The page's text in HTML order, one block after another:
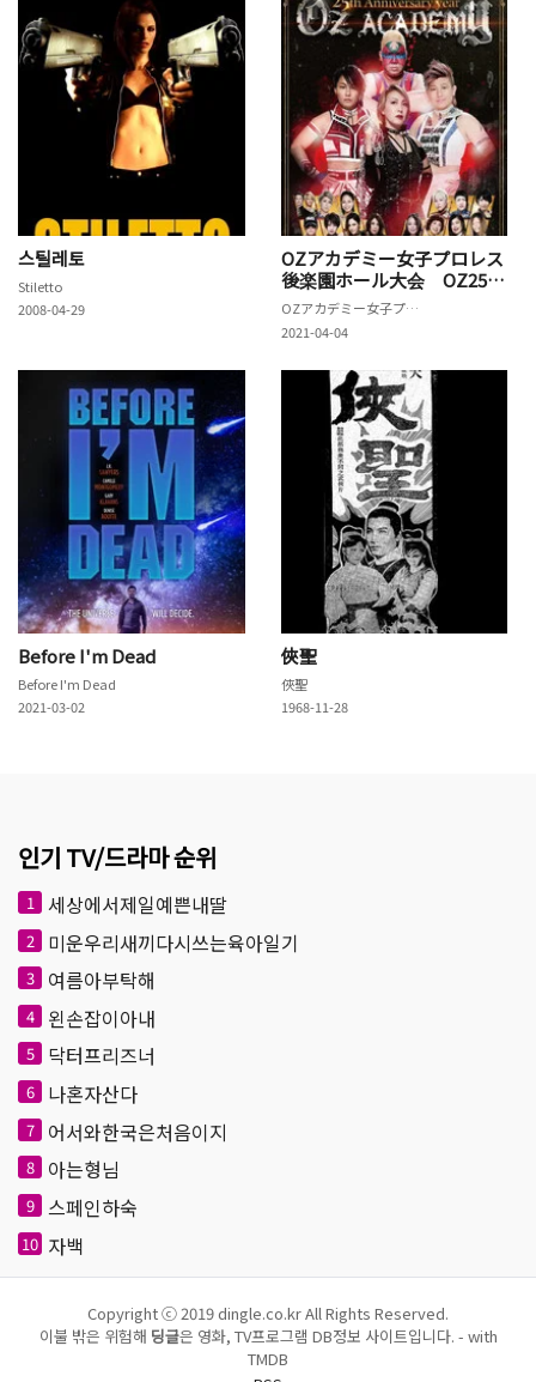
스틸레토
Stiletto
2008-04-29
OZアカデミー女子プロレス
後楽園ホール大会 OZ25th
～Silver Bullet～OZアカデミー女子プロレス後楽園ホール大会 OZ25th～Silver Bullet～
2021-04-04
Before I'm Dead
Before I'm Dead
2021-03-02
俠聖
俠聖
1968-11-28
인기 TV/드라마 순위
1 세상에서제일예쁜내딸
2 미운우리새끼다시쓰는육아일기
3 여름아부탁해
4 왼손잡이아내
5 닥터프리즈너
6 나혼자산다
7 어서와한국은처음이지
8 아는형님
9 스페인하숙
10 자백
Copyright ⓒ 2019 dingle.co.kr All Rights Reserved.
이불 밖은 위험해 딩글은 영화, TV프로그램 DB정보 사이트입니다. - with
TMDB